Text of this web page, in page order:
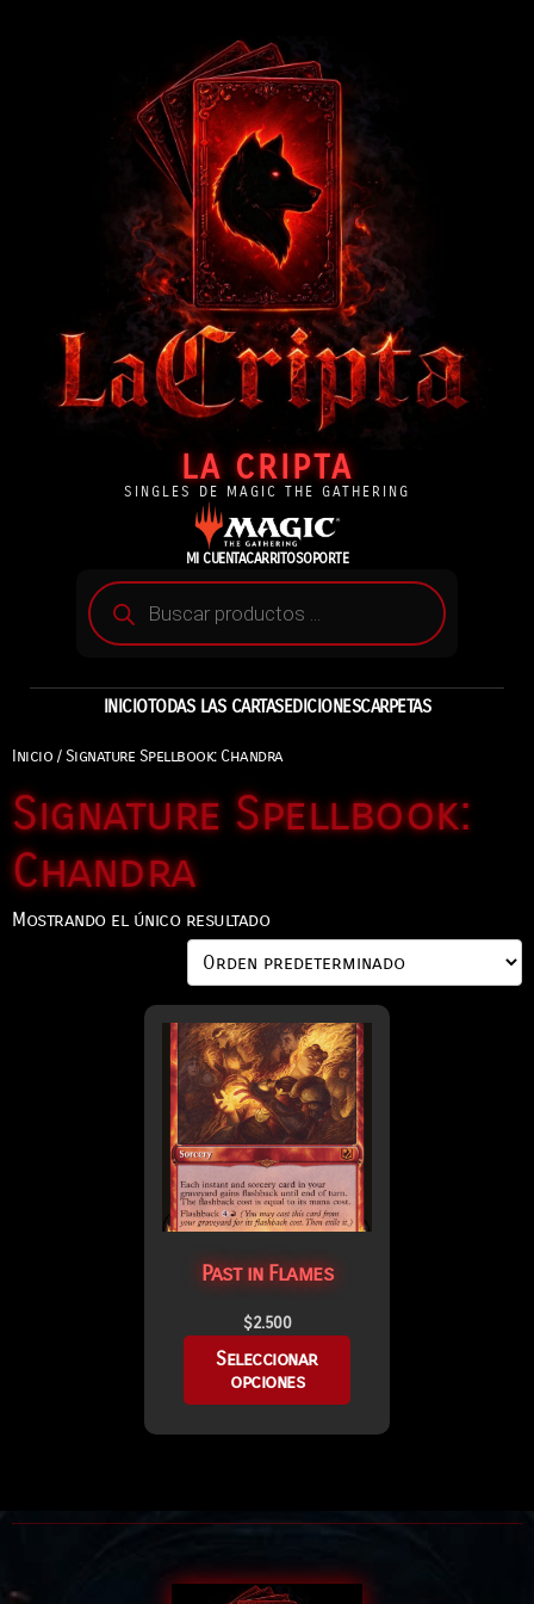
LA CRIPTA
SINGLES DE MAGIC THE GATHERING
MI CUENTACARRITOSOPORTE
INICIOTODAS LAS CARTASEDICIONESCARPETAS
Inicio / Signature Spellbook: Chandra
Signature Spellbook:
Chandra
Mostrando el único resultado
Past in Flames
$2.500
Seleccionar
opciones